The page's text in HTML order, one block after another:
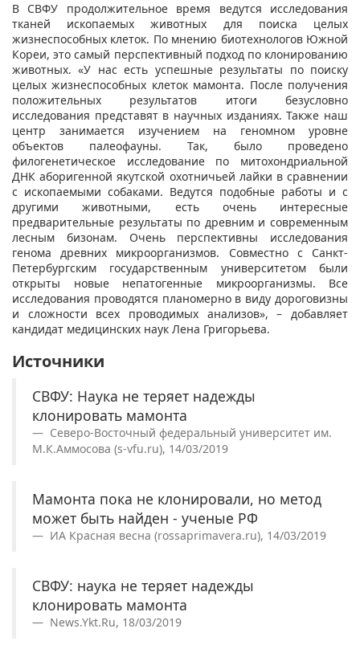
В СВФУ продолжительное время ведутся исследования
тканей ископаемых животных для поиска целых
жизнеспособных клеток. По мнению биотехнологов Южной
Кореи, это самый перспективный подход по клонированию
животных. «У нас есть успешные результаты по поиску
целых жизнеспособных клеток мамонта. После получения
положительных результатов итоги безусловно
исследования представят в научных изданиях. Также наш
центр занимается изучением на геномном уровне
объектов палеофауны. Так, было проведено
филогенетическое исследование по митохондриальной
ДНК аборигенной якутской охотничьей лайки в сравнении
с ископаемыми собаками. Ведутся подобные работы и с
другими животными, есть очень интересные
предварительные результаты по древним и современным
лесным бизонам. Очень перспективны исследования
генома древних микроорганизмов. Совместно с Санкт-
Петербургским государственным университетом были
открыты новые непатогенные микроорганизмы. Все
исследования проводятся планомерно в виду дороговизны
и сложности всех проводимых анализов», – добавляет
кандидат медицинских наук Лена Григорьева.
Источники
СВФУ: Наука не теряет надежды
клонировать мамонта
Северо-Восточный федеральный университет им.
М.К.Аммосова (s-vfu.ru), 14/03/2019
Мамонта пока не клонировали, но метод
может быть найден - ученые РФ
ИА Красная весна (rossaprimavera.ru), 14/03/2019
СВФУ: наука не теряет надежды
клонировать мамонта
News.Ykt.Ru, 18/03/2019